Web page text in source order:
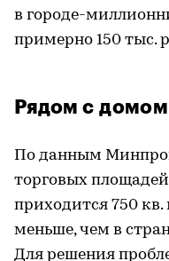
в городе-
примерно 150 тыс.
Рядом с домом
По данным
торговых
приходится 750 кв.
меньше, чем в
Для решения